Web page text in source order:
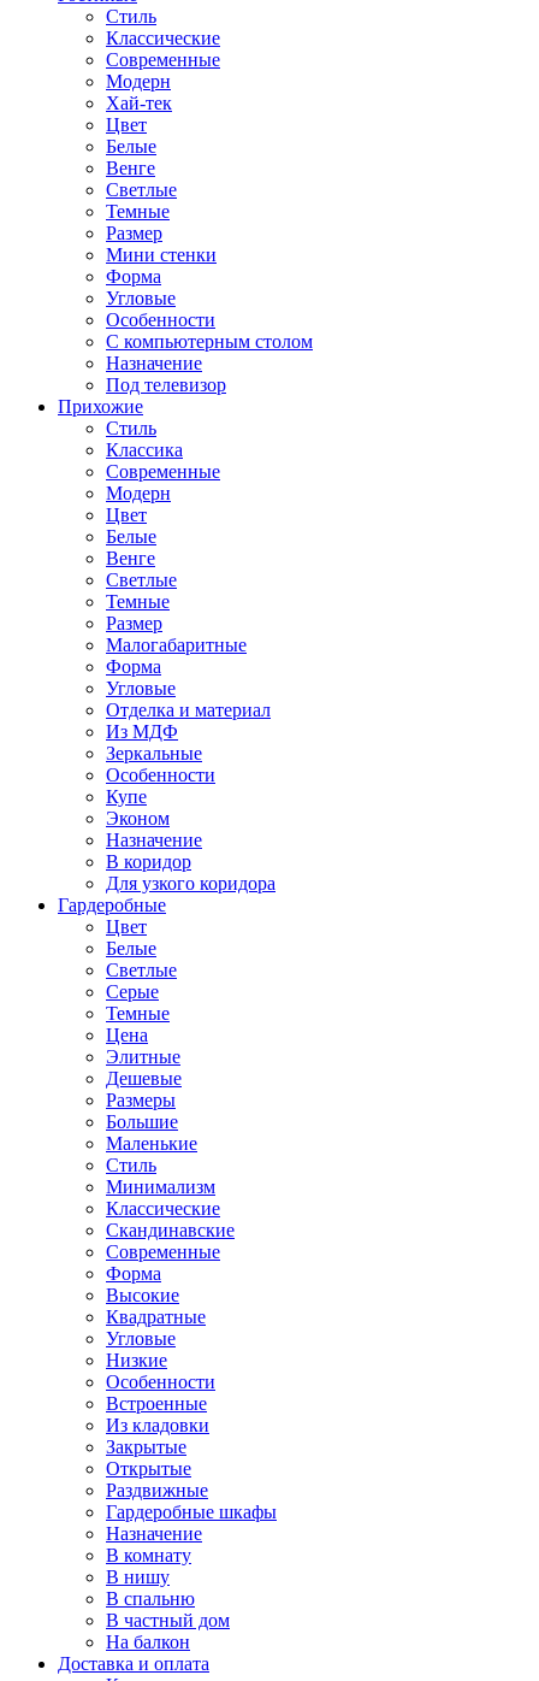
Стиль
Классические
Современные
Модерн
Хай-тек
Цвет
Белые
Венге
Светлые
Темные
Размер
Мини стенки
Форма
Угловые
Особенности
С компьютерным столом
Назначение
Под телевизор
Прихожие
Стиль
Классика
Современные
Модерн
Цвет
Белые
Венге
Светлые
Темные
Размер
Малогабаритные
Форма
Угловые
Отделка и материал
Из МДФ
Зеркальные
Особенности
Купе
Эконом
Назначение
В коридор
Для узкого коридора
Гардеробные
Цвет
Белые
Светлые
Серые
Темные
Цена
Элитные
Дешевые
Размеры
Большие
Маленькие
Стиль
Минимализм
Классические
Скандинавские
Современные
Форма
Высокие
Квадратные
Угловые
Низкие
Особенности
Встроенные
Из кладовки
Закрытые
Открытые
Раздвижные
Гардеробные шкафы
Назначение
В комнату
В нишу
В спальню
В частный дом
На балкон
Доставка и оплата